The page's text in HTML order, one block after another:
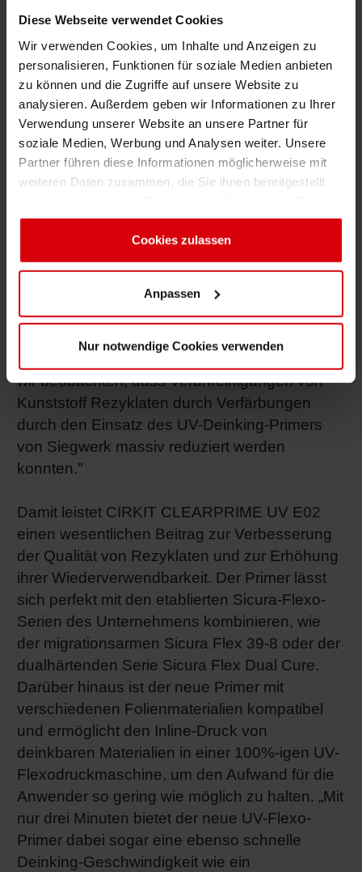
Diese Webseite verwendet Cookies
Wir verwenden Cookies, um Inhalte und Anzeigen zu
personalisieren, Funktionen für soziale Medien anbieten
zu können und die Zugriffe auf unsere Website zu
analysieren. Außerdem geben wir Informationen zu Ihrer
Verwendung unserer Website an unsere Partner für
soziale Medien, Werbung und Analysen weiter. Unsere
Partner führen diese Informationen möglicherweise mit
weiteren Daten zusammen, die Sie ihnen bereitgestellt
gesammelt haben. Sie geben Einwilligung zu unseren
Cookies, wenn Sie unsere Webseite weiterhin nutzen.
Cookies zulassen
Anpassen
Nur notwendige Cookies verwenden
neue Druckfarben oder Materialien zu testen
und zu erproben, bevor sie auf den Markt
kommen. Wir haben uns der Förderung von
Innovationen in der Shrink Sleeve- und
Selbstklebeetikettenindustrie verschrieben und
sind gut positioniert, um die
Kommerzialisierung neuer, nachhaltiger,
Wasilewska, Forschungs- und
Entwicklungsleiterin bei Masterpress. „Unsere
Tests haben eine beeindruckende
Recyclingfähigkeit der UV-gedruckten PE-
Etiketten bestätigt. Im Vergleich zu anderen
Etiketten ohne Deinking-Technologie konnten
wir beobachten, dass Verunreinigungen von
Kunststoff Rezyklaten durch Verfärbungen
durch den Einsatz des UV-Deinking-Primers
von Siegwerk massiv reduziert werden
konnten."
Damit leistet CIRKIT CLEARPRIME UV E02
einen wesentlichen Beitrag zur Verbesserung
der Qualität von Rezyklaten und zur Erhöhung
ihrer Wiederverwendbarkeit. Der Primer lässt
sich perfekt mit den etablierten Sicura-Flexo-
Serien des Unternehmens kombinieren, wie
der migrationsarmen Sicura Flex 39-8 oder der
dualhärtenden Serie Sicura Flex Dual Cure.
Darüber hinaus ist der neue Primer mit
verschiedenen Folienmaterialien kompatibel
und ermöglicht den Inline-Druck von
deinkbaren Materialien in einer 100%-igen UV-
Flexodruckmaschine, um den Aufwand für die
Anwender so gering wie möglich zu halten. „Mit
nur drei Minuten bietet der neue UV-Flexo-
Primer dabei sogar eine ebenso schnelle
Deinking-Geschwindigkeit wie ein